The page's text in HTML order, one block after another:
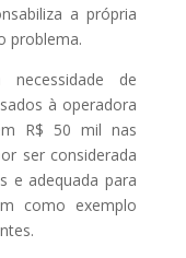
a própria
problema.
de
à operadora
R$ 50 mil nas
ser considerada
e adequada para
como exemplo